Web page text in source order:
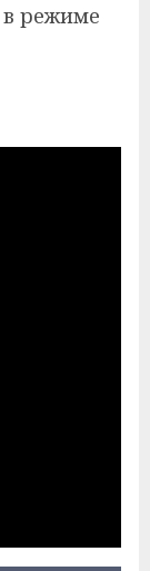
в режиме